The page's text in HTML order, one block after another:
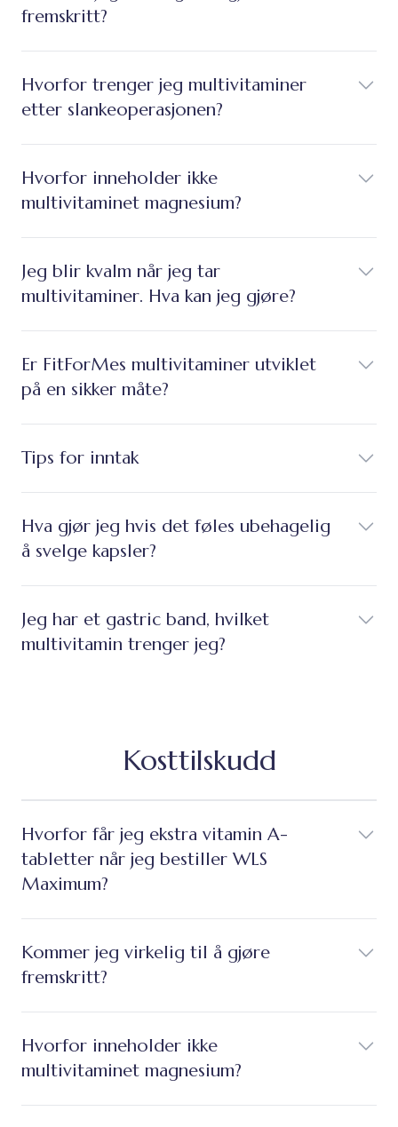
fremskritt?
Hvorfor trenger jeg multivitaminer
etter slankeoperasjonen?
Hvorfor inneholder ikke
multivitaminet magnesium?
Jeg blir kvalm når jeg tar
multivitaminer. Hva kan jeg gjøre?
Er FitForMes multivitaminer utviklet
på en sikker måte?
Tips for inntak
Hva gjør jeg hvis det føles ubehagelig
å svelge kapsler?
Jeg har et gastric band, hvilket
multivitamin trenger jeg?
Kosttilskudd
Hvorfor får jeg ekstra vitamin A-
tabletter når jeg bestiller WLS
Maximum?
Kommer jeg virkelig til å gjøre
fremskritt?
Hvorfor inneholder ikke
multivitaminet magnesium?